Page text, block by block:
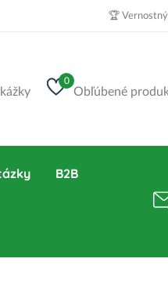
🏆
0
Obľúbené
B2B